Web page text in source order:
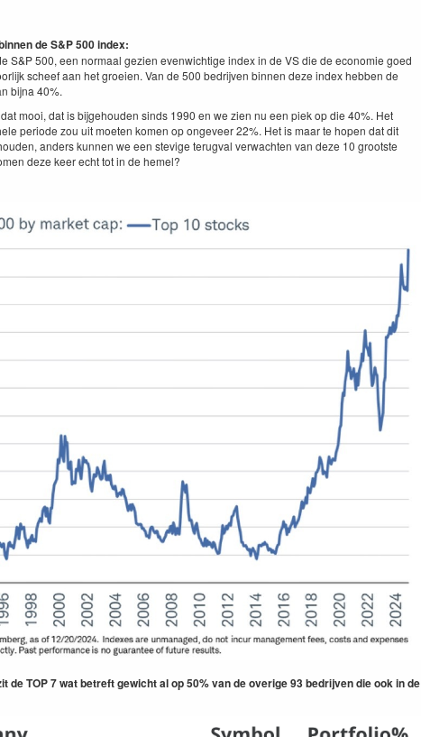
de S&P 500 index:
S&P 500, een normaal gezien evenwichtige index in de VS die de economie goed
scheef aan het groeien. Van de 500 bedrijven binnen deze index hebben de
bijna 40%.
mooi, dat is bijgehouden sinds 1990 en we zien nu een piek op die 40%. Het
periode zou uit moeten komen op ongeveer 22%. Het is maar te hopen dat dit
anders kunnen we een stevige terugval verwachten van deze 10 grootste
deze keer echt tot in de hemel?
de TOP 7 wat betreft gewicht al op 50% van de overige 93 bedrijven die ook in de